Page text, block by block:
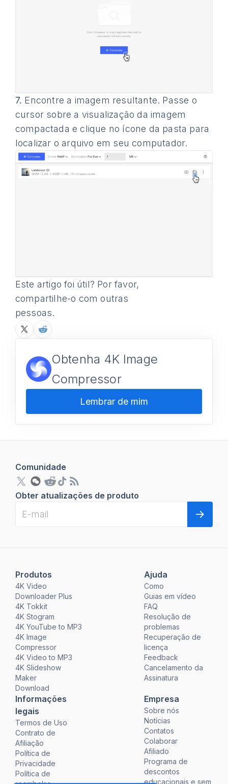
7. Encontre a imagem resultante. Passe o
cursor sobre a visualização da imagem
compactada e clique no ícone da pasta para
localizar o arquivo em seu computador.
Este artigo foi útil? Por favor,
compartilhe-o com outras
pessoas.
Obtenha 4K Image
Compressor
Lembrar de mim
Produtos
4K Video
Downloader Plus
4K Tokkit
4K Stogram
4K YouTube to MP3
4K Image
Compressor
4K Video to MP3
4K Slideshow
Maker
Download
Ajuda
Como
Guias em vídeo
FAQ
Resolução de
problemas
Recuperação de
licença
Feedback
Cancelamento da
Assinatura
Informações
legais
Termos de Uso
Contrato de
Afiliação
Política de
Privacidade
Política de
Empresa
Sobre nós
Notícias
Contatos
Colaborar
Afiliado
Programa de
descontos
educacionais e sem
Comunidade
Obter atualizações de produto